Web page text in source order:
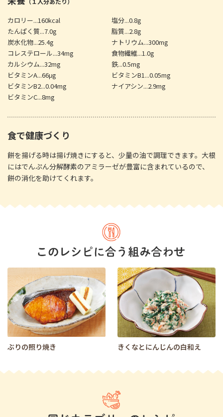
カロリー...160kcal
塩分...0.8g
たんぱく質...7.0g
脂質...2.8g
炭水化物...25.4g
ナトリウム...300mg
コレステロール...34mg
食物繊維...1.0g
カルシウム...32mg
鉄...0.5mg
ビタミンA...66μg
ビタミンB1...0.05mg
ビタミンB2...0.04mg
ナイアシン...2.9mg
ビタミンC...8mg
食で健康づくり
餅を揚げる時は揚げ焼きにすると、少量の油で調理できます。大根
にはでんぷん分解酵素のアミラーゼが豊富に含まれているので、
餅の消化を助けてくれます。
ぶりの照り焼き きくなとにんじんの白和え